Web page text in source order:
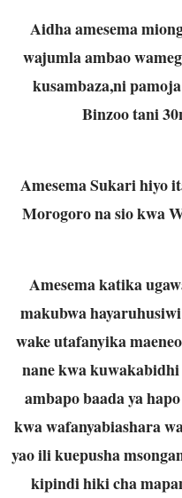
Aidha amesema
wajumla ambao
kusambaza,ni
Binzoo tani
Amesema Sukari hiyo
Morogoro na sio kwa
Amesema katika
makubwa
wake utafanyika
nane kwa
ambapo baada ya
kwa wafanyabiashara
yao ili kuepusha
kipindi hiki cha